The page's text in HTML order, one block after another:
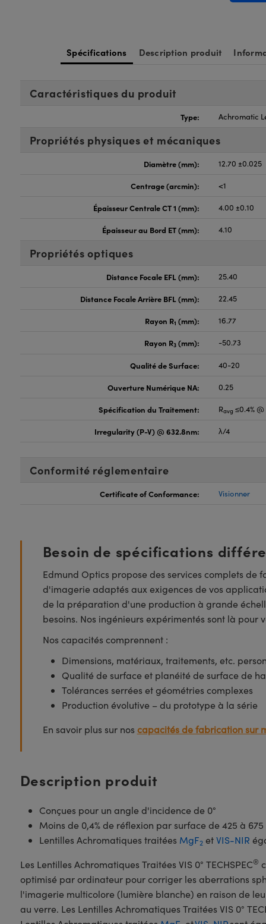
Spécifications Description produit
Caractéristiques du produit
Type: Achromatic
Propriétés physiques et mécaniques
Diamètre (mm): 12.70 ±0.025
Centrage (arcmin): <1
Épaisseur Centrale CT 1 (mm): 4.00 ±0.10
Épaisseur au Bord ET (mm): 4.10
Propriétés optiques
Distance Focale EFL (mm): 25.40
Distance Focale Arrière BFL (mm): 22.45
Rayon R1 (mm): 16.77
Rayon R3 (mm): -50.73
Qualité de Surface: 40-20
Ouverture Numérique NA: 0.25
Spécification du Traitement: Ravg ≤0.4%
Irregularity (P-V) @ 632.8nm: λ/4
Conformité réglementaire
Certificate of Conformance: Visionner
Besoin de spécifications
Edmund Optics propose des services complets
d'imagerie adaptés aux exigences de vos
de la préparation d'une production à grande
besoins. Nos ingénieurs expérimentés sont là
Nos capacités comprennent :
Dimensions, matériaux, traitements, etc.
Qualité de surface et planéité de surface de
Tolérances serrées et géométries complexes
Production évolutive – du prototype à la série
En savoir plus sur nos capacités de fabrication sur
Description produit
Conçues pour un angle d'incidence de 0°
Moins de 0,4% de réflexion par surface de 425 à 675
Lentilles Achromatiques traitées MgF2etVIS-NIR
Les Lentilles Achromatiques Traitées VIS 0° TECHSPEC®
optimisé par ordinateur pour corriger les aberrations
l'imagerie multicolore (lumière blanche) en raison de
au verre. Les Lentilles Achromatiques Traitées VIS 0°